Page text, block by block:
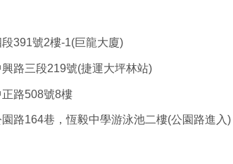
段391號2樓-1(巨龍大廈)
興路三段219號(捷運大坪林站)
正路508號8樓
園路164巷，恆毅中學游泳池二樓(公園路進入)